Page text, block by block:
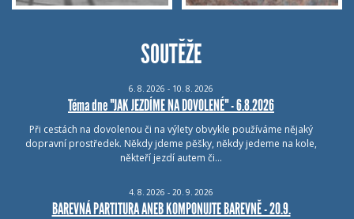
SOUTĚŽE
6. 8. 2026 - 10. 8. 2026
Téma dne "JAK JEZDÍME NA DOVOLENÉ" - 6.8.2026
Při cestách na dovolenou či na výlety obvykle používáme nějaký
dopravní prostředek. Někdy jdeme pěšky, někdy jedeme na kole,
někteří jezdí autem či…
4. 8. 2026 - 20. 9. 2026
BAREVNÁ PARTITURA ANEB KOMPONUJTE BAREVNĚ - 20.9.